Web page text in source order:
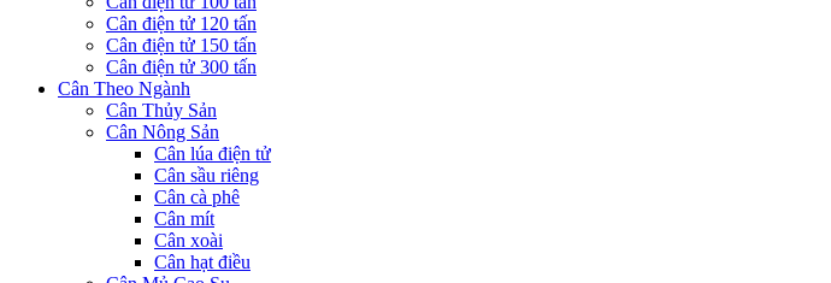
Cân điện tử 120 tấn
Cân điện tử 150 tấn
Cân điện tử 300 tấn
Cân Theo Ngành
Cân Thủy Sản
Cân Nông Sản
Cân lúa điện tử
Cân sầu riêng
Cân cà phê
Cân mít
Cân xoài
Cân hạt điều